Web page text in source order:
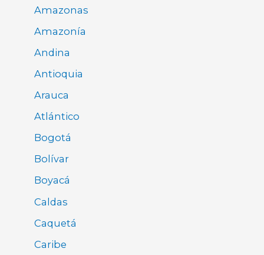
Amazonas
Amazonía
Andina
Antioquia
Arauca
Atlántico
Bogotá
Bolívar
Boyacá
Caldas
Caquetá
Caribe